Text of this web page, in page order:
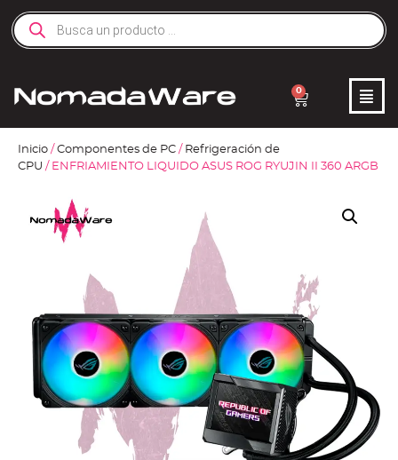
0
Inicio / Componentes de PC / Refrigeración de
CPU / ENFRIAMIENTO LIQUIDO ASUS ROG RYUJIN II 360 ARGB